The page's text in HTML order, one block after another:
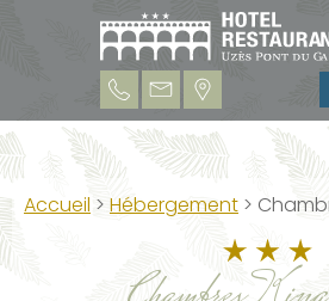
Accueil > Hébergement >